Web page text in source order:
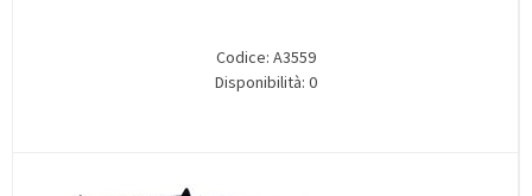
Codice: A3559
Disponibilità: 0